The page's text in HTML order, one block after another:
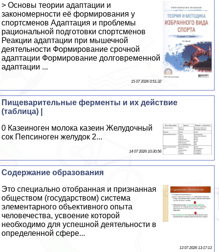
> Основы теории адаптации и
закономерности её формирования у
спортсменов Адаптация и проблемы
рациональной подготовки спортсменов
Реакции адаптации при мышечной
деятельности Формирование срочной
адаптации Формирование долговременной
адаптации ...
15 07 2026 0:51:32
Пищеварительные ферменты и их действие
(таблица) |
0 Казеиноген молока казеин Желудочный
сок Пепсиноген желудок 2...
14 07 2026 10:30:56
Содержание образования
Это специально отобранная и признанная
обществом (государством) система
элементарного объективного опыта
человечества, усвоение которой
необходимо для успешной деятельности в
определенной сфере...
13 07 2026 13:17:13